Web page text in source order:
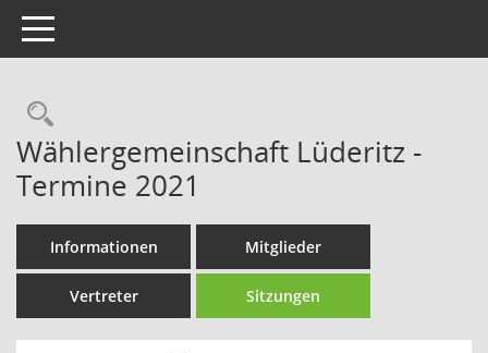
Toggle navigation
Rechercheauswahl
Wählergemeinschaft Lüderitz -
Termine 2021
Informationen Mitglieder
Vertreter Sitzungen